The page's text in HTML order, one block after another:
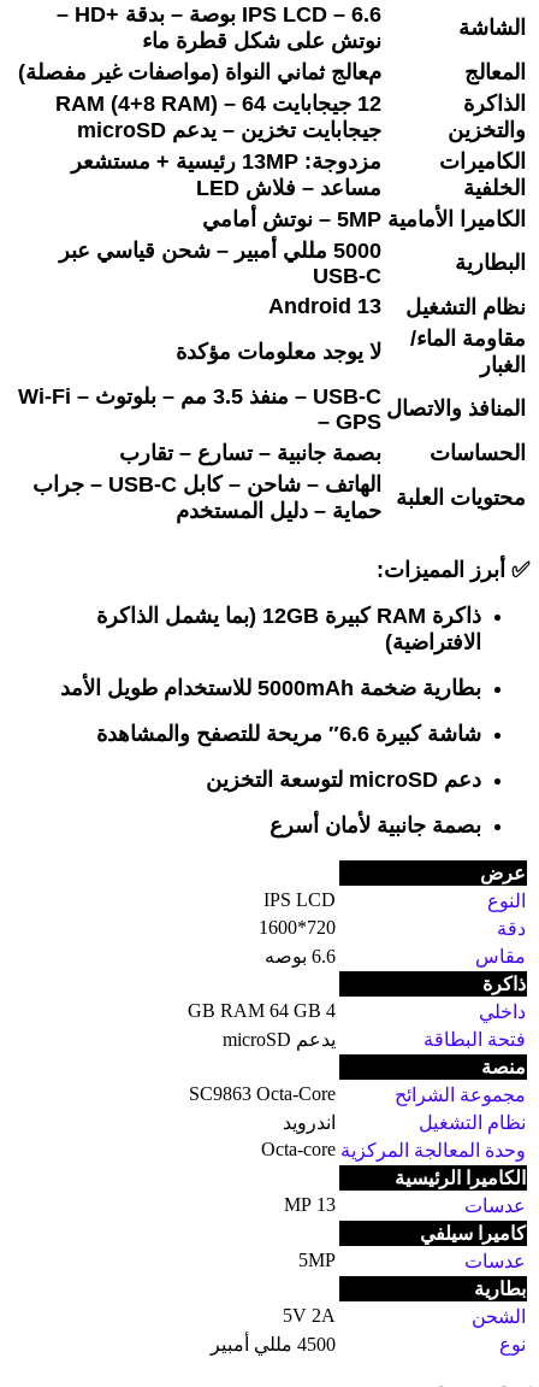
الشاشة
IPS LCD – 6.6 بوصة – بدقة +HD –
نوتش على شكل قطرة ماء
المعالج
معالج ثماني النواة (مواصفات غير مفصلة)
الذاكرة
والتخزين
12 جيجابايت RAM (4+8 RAM) – 64
جيجابايت تخزين – يدعم microSD
الكاميرات
الخلفية
مزدوجة: 13MP رئيسية + مستشعر
مساعد – فلاش LED
الكاميرا الأمامية 5MP – نوتش أمامي
البطارية
5000 مللي أمبير – شحن قياسي عبر
USB‑C
نظام التشغيل
Android 13
مقاومة الماء/
الغبار
لا يوجد معلومات مؤكدة
المنافذ والاتصال
USB‑C – منفذ 3.5 مم – بلوتوث – Wi‑Fi
– GPS
الحساسات
بصمة جانبية – تسارع – تقارب
محتويات العلبة
الهاتف – شاحن – كابل USB‑C – جراب
حماية – دليل المستخدم
✅ أبرز المميزات:
ذاكرة RAM كبيرة 12GB (بما يشمل الذاكرة
الافتراضية)
بطارية ضخمة 5000mAh للاستخدام طويل الأمد
شاشة كبيرة 6.6″ مريحة للتصفح والمشاهدة
دعم microSD لتوسعة التخزين
بصمة جانبية لأمان أسرع
عرض
النوع
IPS LCD
دقة
720*1600
مقاس
6.6 بوصه
ذاكرة
داخلي
4 GB RAM 64 GB
فتحة البطاقة
يدعم microSD
منصة
مجموعة الشرائح
SC9863 Octa-Core
نظام التشغيل
اندرويد
وحدة المعالجة المركزية Octa-core
الكاميرا الرئيسية
عدسات
13 MP
كاميرا سيلفي
عدسات
5MP
بطارية
الشحن
5V 2A
نوع
4500 مللي أمبير